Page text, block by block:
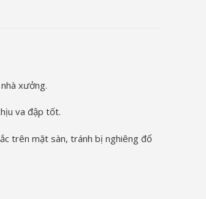
xưởng.
va đập tốt.
trên mặt sàn, tránh bị nghiêng đổ